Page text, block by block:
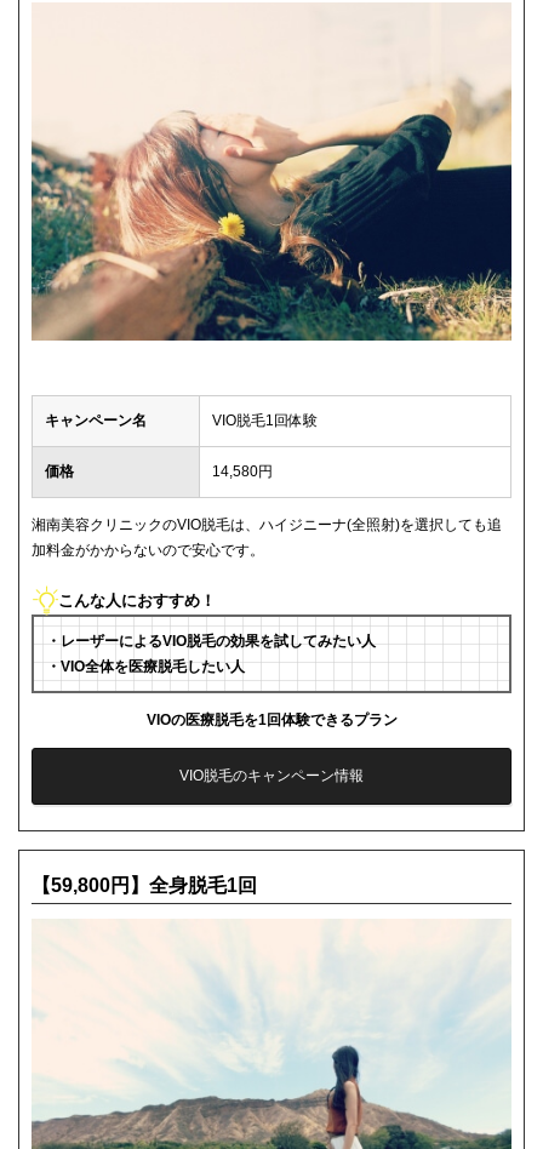
キャンペーン名 VIO脱毛1回体験
価格 14,580円
湘南美容クリニックのVIO脱毛は、ハイジニーナ(全照射)を選択しても追
加料金がかからないので安心です。
こんな人におすすめ！
・レーザーによるVIO脱毛の効果を試してみたい人
・VIO全体を医療脱毛したい人
VIOの医療脱毛を1回体験できるプラン
VIO脱毛のキャンペーン情報
【59,800円】全身脱毛1回